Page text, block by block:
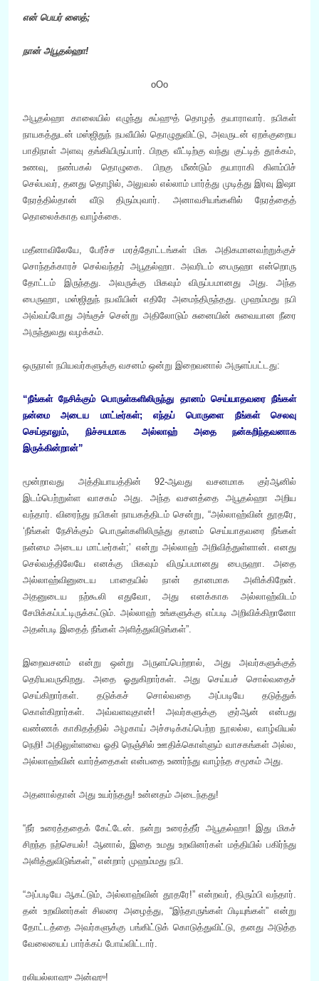
என் பெயர் ஸைத்;
நான் அபூதல்ஹா!
oOo
அபூதல்ஹா காலையில் எழுந்து சுப்ஹுத் தொழத் தயாராவார். நபிகள்
நாயகத்துடன் மஸ்ஜிதுந் நபவீயில் தொழுதுவிட்டு, அவருடன் ஏறக்குறைய
பாதிநாள் அளவு தங்கியிருப்பார். பிறகு வீட்டிற்கு வந்து குட்டித் தூக்கம்,
உணவு, நண்பகல் தொழுகை. பிறகு மீண்டும் தயாராகி கிளம்பிச்
செல்பவர், தனது தொழில், அலுவல் எல்லாம் பார்த்து முடித்து இரவு இஷா
நேரத்தில்தான் வீடு திரும்புவார். அனாவசியங்களில் நேரத்தைத்
தொலைக்காத வாழ்க்கை.
மதீனாவிலேயே, பேரீச்ச மரத்தோட்டங்கள் மிக அதிகமானவற்றுக்குச்
சொந்தக்காரச் செல்வந்தர் அபூதல்ஹா. அவரிடம் பைருஹா என்றொரு
தோட்டம் இருந்தது. அவருக்கு மிகவும் விருப்பமானது அது. அந்த
பைருஹா, மஸ்ஜிதுந் நபவீயின் எதிரே அமைந்திருந்தது. முஹம்மது நபி
அவ்வப்போது அங்குச் சென்று அதிலோடும் சுனையின் சுவையான நீரை
அருந்துவது வழக்கம்.
ஒருநாள் நபியவர்களுக்கு வசனம் ஒன்று இறைவனால் அருளப்பட்டது:
“நீங்கள் நேசிக்கும் பொருள்களிலிருந்து தானம் செய்யாதவரை நீங்கள்
நன்மை அடைய மாட்டீர்கள்; எந்தப் பொருளை நீங்கள் செலவு
செய்தாலும், நிச்சயமாக அல்லாஹ் அதை நன்கறிந்தவனாக
இருக்கின்றான்”
மூன்றாவது அத்தியாயத்தின் 92-ஆவது வசனமாக குர்ஆனில்
இடம்பெற்றுள்ள வாசகம் அது. அந்த வசனத்தை அபூதல்ஹா அறிய
வந்தார். விரைந்து நபிகள் நாயகத்திடம் சென்று, “அல்லாஹ்வின் தூதரே,
‘நீங்கள் நேசிக்கும் பொருள்களிலிருந்து தானம் செய்யாதவரை நீங்கள்
நன்மை அடைய மாட்டீர்கள்;’ என்று அல்லாஹ் அறிவித்துள்ளான். எனது
செல்வத்திலேயே எனக்கு மிகவும் விருப்பமானது பைருஹா. அதை
அல்லாஹ்வினுடைய பாதையில் நான் தானமாக அளிக்கிறேன்.
அதனுடைய நற்கூலி எதுவோ, அது எனக்காக அல்லாஹ்விடம்
சேமிக்கப்பட்டிருக்கட்டும். அல்லாஹ் உங்களுக்கு எப்படி அறிவிக்கிறானோ
அதன்படி இதைத் நீங்கள் அளித்துவிடுங்கள்”.
இறைவசனம் என்று ஒன்று அருளப்பெற்றால், அது அவர்களுக்குத்
தெரியவருகிறது. அதை ஓதுகிறார்கள். அது செய்யச் சொல்வதைச்
செய்கிறார்கள். தடுக்கச் சொல்வதை அப்படியே தடுத்துக்
கொள்கிறார்கள். அவ்வளவுதான்! அவர்களுக்கு குர்ஆன் என்பது
வண்ணக் காகிதத்தில் அழகாய் அச்சடிக்கப்பெற்ற நூலல்ல, வாழ்வியல்
நெறி! அதிலுள்ளவை ஓதி நெஞ்சில் ஊதிக்கொள்ளும் வாசகங்கள் அல்ல,
அல்லாஹ்வின் வார்த்தைகள் என்பதை உணர்ந்து வாழ்ந்த சமூகம் அது.
அதனால்தான் அது உயர்ந்தது! உன்னதம் அடைந்தது!
“நீர் உரைத்ததைக் கேட்டேன். நன்று உரைத்தீர் அபூதல்ஹா! இது மிகச்
சிறந்த நற்செயல்! ஆனால், இதை உமது உறவினர்கள் மத்தியில் பகிர்ந்து
அளித்துவிடுங்கள்,” என்றார் முஹம்மது நபி.
“அப்படியே ஆகட்டும், அல்லாஹ்வின் தூதரே!” என்றவர், திரும்பி வந்தார்.
தன் உறவினர்கள் சிலரை அழைத்து, “இந்தாருங்கள் பிடியுங்கள்” என்று
தோட்டத்தை அவர்களுக்கு பங்கிட்டுக் கொடுத்துவிட்டு, தனது அடுத்த
வேலையைப் பார்க்கப் போய்விட்டார்.
ரலியல்லாஹு அன்ஹு!